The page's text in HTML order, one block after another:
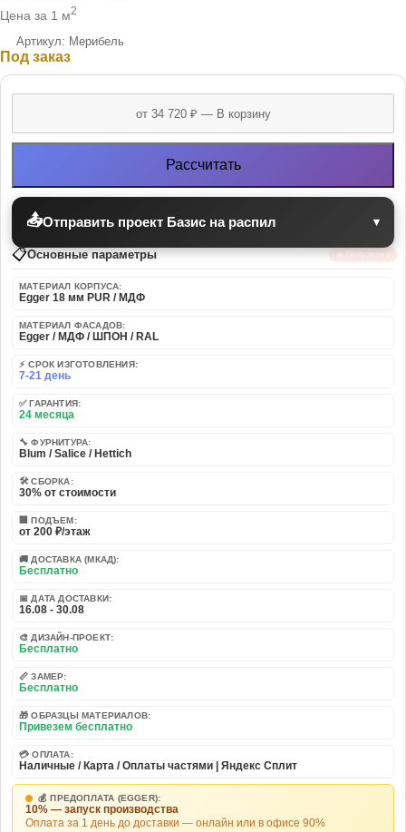
Цена за 1 м2
Артикул: Мерибель
Под заказ
Рассчитать
📤Отправить проект Базис на распил ▾
📋Основные параметры 🔥 Популярно
МАТЕРИАЛ КОРПУСА:
Egger 18 мм PUR / МДФ
МАТЕРИАЛ ФАСАДОВ:
Egger / МДФ / ШПОН / RAL
⚡ СРОК ИЗГОТОВЛЕНИЯ:
7-21 день
✅ ГАРАНТИЯ:
24 месяца
🔧 ФУРНИТУРА:
Blum / Salice / Hettich
🛠️ СБОРКА:
30% от стоимости
🏢 ПОДЪЕМ:
от 200 ₽/этаж
🚚 ДОСТАВКА (МКАД):
Бесплатно
📅 ДАТА ДОСТАВКИ:
16.08 - 30.08
🎨 ДИЗАЙН-ПРОЕКТ:
Бесплатно
📏 ЗАМЕР:
Бесплатно
🎁 ОБРАЗЦЫ МАТЕРИАЛОВ:
Привезем бесплатно
💳 ОПЛАТА:
Наличные / Карта / Оплаты частями | Яндекс Сплит
💰 ПРЕДОПЛАТА (EGGER):
10% — запуск производства
Оплата за 1 день до доставки — онлайн или в офисе 90%